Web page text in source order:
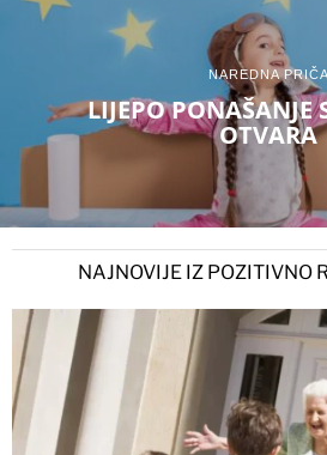
NAREDNA PRIČA
LIJEPO PONAŠANJE
OTVARA
NAJNOVIJE IZ POZITIVNO